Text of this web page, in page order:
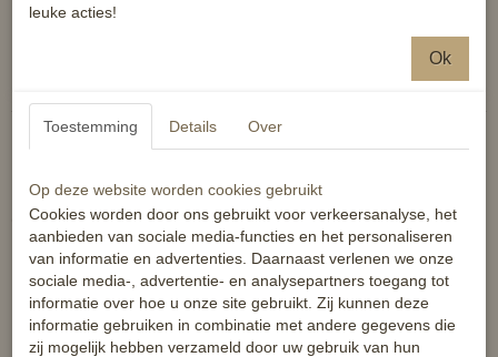
Ook interessant
leuke acties!
Ok
Toestemming Details Over
Op deze website worden cookies gebruikt
Cookies worden door ons gebruikt voor verkeersanalyse, het
aanbieden van sociale media-functies en het personaliseren
van informatie en advertenties. Daarnaast verlenen we onze
sociale media-, advertentie- en analysepartners toegang tot
informatie over hoe u onze site gebruikt. Zij kunnen deze
informatie gebruiken in combinatie met andere gegevens die
zij mogelijk hebben verzameld door uw gebruik van hun